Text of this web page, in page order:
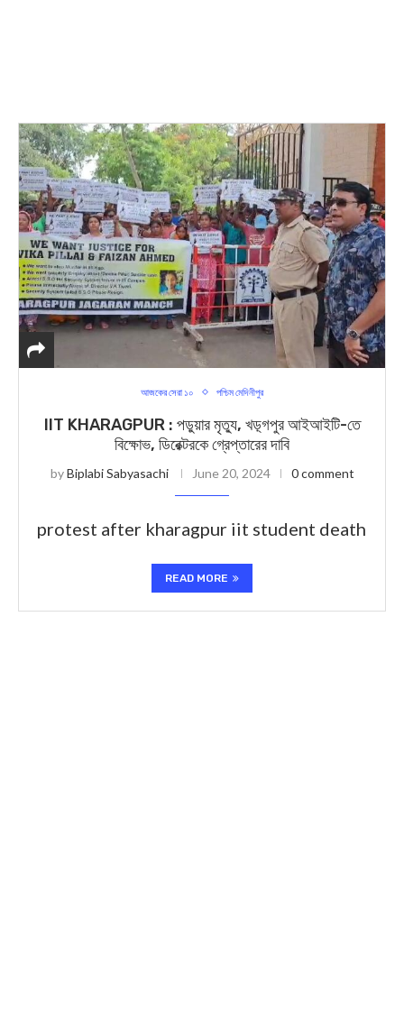
আজকের সেরা ১০ পশ্চিম মেদিনীপুর
IIT KHARAGPUR : পড়ুয়ার মৃত্যু, খড়্গপুর আইআইটি-তে
বিক্ষোভ, ডিরেক্টরকে গ্রেপ্তারের দাবি
byBiplabi Sabyasachi June 20, 2024 0 comment
protest after kharagpur iit student death
READ MORE